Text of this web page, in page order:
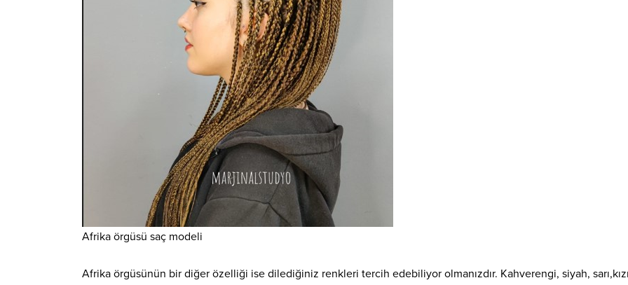
Afrika örgüsü saç modeli
Afrika örgüsünün bir diğer özelliği ise dilediğiniz renkleri tercih edebiliyor olmanızdır. Kahverengi, siyah,